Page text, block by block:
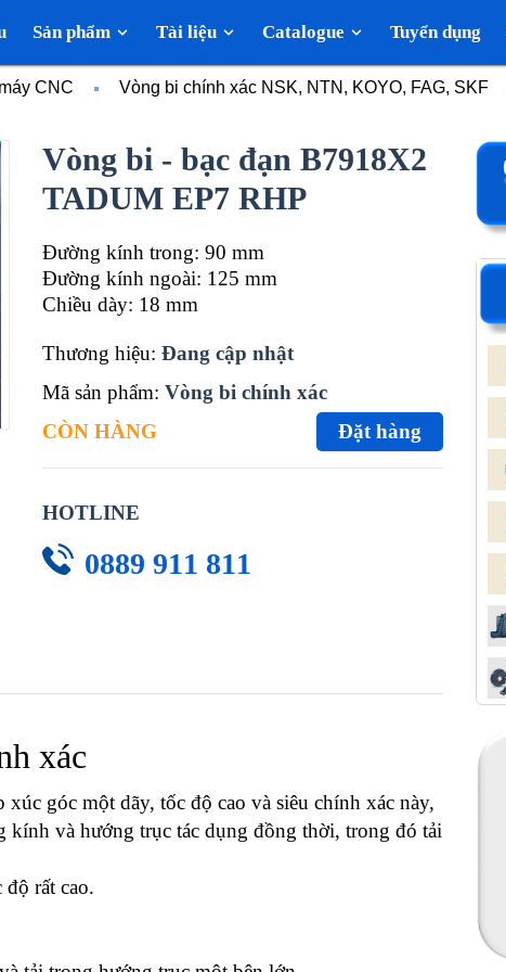
Sản phẩm Tài liệu Catalogue Tuyển dụng
CNC Vòng bi chính xác NSK, NTN, KOYO, FAG, SKF
Vòng bi - bạc đạn B7918X2
TADUM EP7 RHP
Đường kính trong: 90 mm
Đường kính ngoài: 125 mm
Chiều dày: 18 mm
Thương hiệu: Đang cập nhật
Mã sản phẩm: Vòng bi chính xác
CÒN HÀNG
Đặt hàng
HOTLINE
0889 911 811
xác
góc một dãy, tốc độ cao và siêu chính xác này,
và hướng trục tác dụng đồng thời, trong đó tải
rất cao.